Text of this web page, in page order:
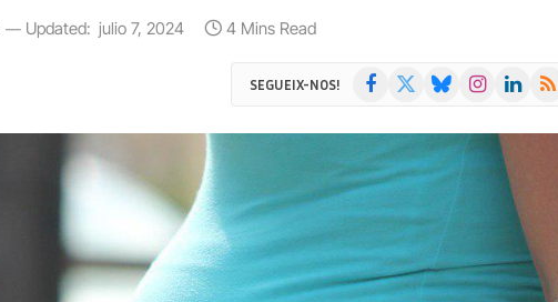
Updated: julio 7, 2024 4 Mins Read
SEGUEIX-NOS! Facebook BlueskyInstagramLinkedIn
RSS